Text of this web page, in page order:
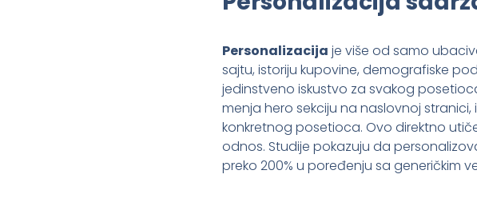
Personalizacija je više od samo
sajtu, istoriju kupovine, demografiske
jedinstveno iskustvo za svakog
menja hero sekciju na naslovnoj
konkretnog posetioca. Ovo direktno
odnos. Studije pokazuju da
preko 200% u poređenju sa generičkim